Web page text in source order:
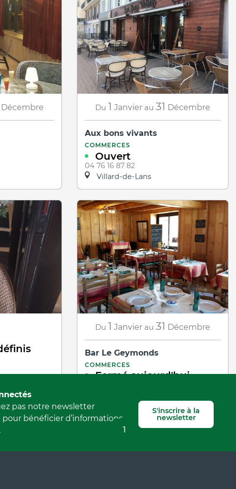
Décembre Du 1 Janvier au 31 Décembre
Aux bons vivants
COMMERCES
Ouvert
04 76 16 87 82
Villard-de-Lans
Du 1 Janvier au 31 Décembre
Bar Le Geymonds
COMMERCES
Fermé aujourd'hui
1 2 ❯ ❯❯
pas notre newsletter
bénéficier d’informations
S'inscrire à la
newsletter